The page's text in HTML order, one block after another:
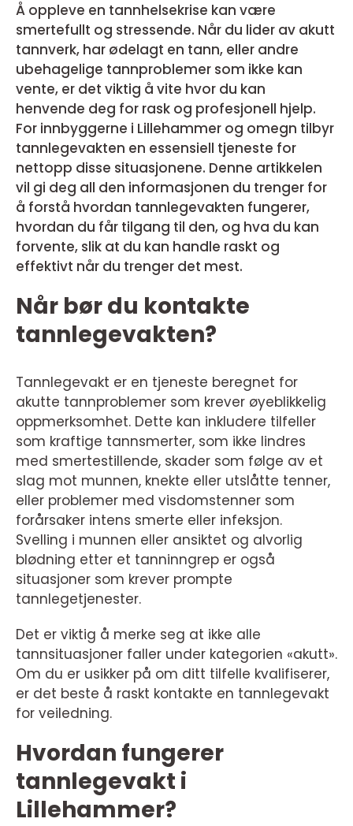
Å oppleve en tannhelsekrise kan være
smertefullt og stressende. Når du lider av akutt
tannverk, har ødelagt en tann, eller andre
ubehagelige tannproblemer som ikke kan
vente, er det viktig å vite hvor du kan
henvende deg for rask og profesjonell hjelp.
For innbyggerne i Lillehammer og omegn tilbyr
tannlegevakten en essensiell tjeneste for
nettopp disse situasjonene. Denne artikkelen
vil gi deg all den informasjonen du trenger for
å forstå hvordan tannlegevakten fungerer,
hvordan du får tilgang til den, og hva du kan
forvente, slik at du kan handle raskt og
effektivt når du trenger det mest.
Når bør du kontakte
tannlegevakten?
Tannlegevakt er en tjeneste beregnet for
akutte tannproblemer som krever øyeblikkelig
oppmerksomhet. Dette kan inkludere tilfeller
som kraftige tannsmerter, som ikke lindres
med smertestillende, skader som følge av et
slag mot munnen, knekte eller utslåtte tenner,
eller problemer med visdomstenner som
forårsaker intens smerte eller infeksjon.
Svelling i munnen eller ansiktet og alvorlig
blødning etter et tanninngrep er også
situasjoner som krever prompte
tannlegetjenester.
Det er viktig å merke seg at ikke alle
tannsituasjoner faller under kategorien «akutt».
Om du er usikker på om ditt tilfelle kvalifiserer,
er det beste å raskt kontakte en tannlegevakt
for veiledning.
Hvordan fungerer
tannlegevakt i
Lillehammer?